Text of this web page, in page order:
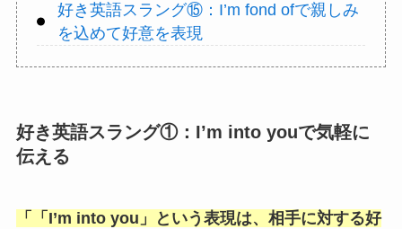
好き英語スラング⑮：I’m fond ofで親しみ
を込めて好意を表現
好き英語スラング①：I’m into youで気軽に
伝える
「 「I’m into you 」という表現は、相手に対する好